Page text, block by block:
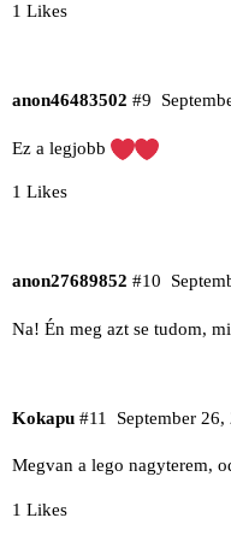
1 Likes
anon46483502 #9
Ez a legjobb
1 Likes
anon27689852 #10
Na! Én meg azt se tudom,
Kokapu September
#11
Megvan a lego nagyterem,
1 Likes